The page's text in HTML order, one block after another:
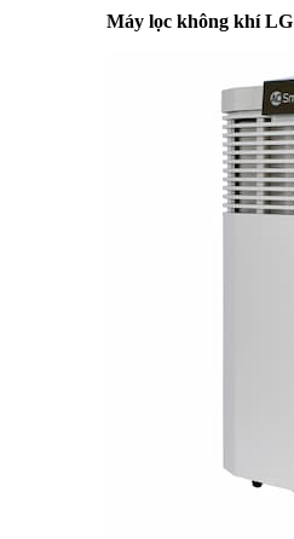
Máy lọc không khí LG